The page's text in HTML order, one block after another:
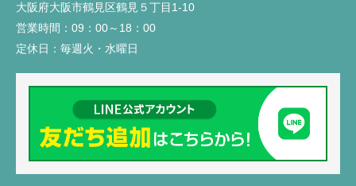
大阪府大阪市鶴見区鶴見５丁目1-10
営業時間： 09：00～18：00
定休日： 毎週火・水曜日